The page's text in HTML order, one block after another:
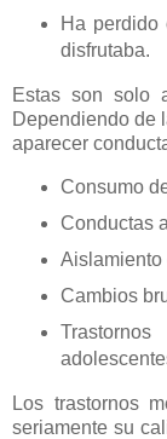
Ha perdido
disfrutaba.
Estas son solo
Dependiendo de
aparecer
Consumo
Conductas
Aislamiento
Cambios
Los trastornos
seriamente su